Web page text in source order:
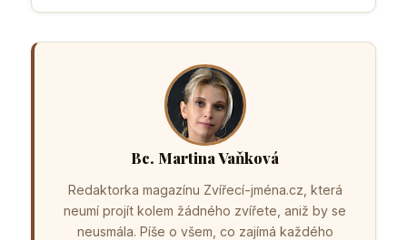
Bc. Martina Vaňková
Redaktorka magazínu Zvířecí-jména.cz, která
neumí projít kolem žádného zvířete, aniž by se
neusmála. Píše o všem, co zajímá každého